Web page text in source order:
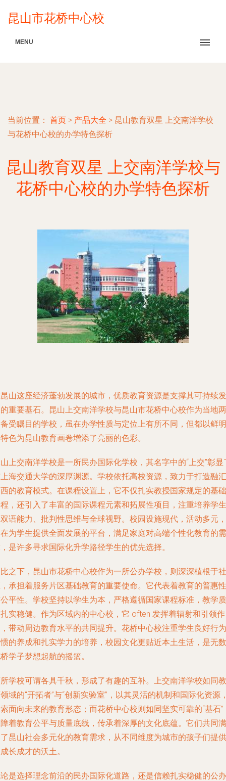
昆山市花桥中心校
MENU
当前位置： 首页 > 产品大全 > 昆山教育双星 上交南洋学校
与花桥中心校的办学特色探析
昆山教育双星 上交南洋学校与
花桥中心校的办学特色探析
山这座经济蓬勃发展的城市，优质教育资源是支撑其可持续发
重要基石。昆山上交南洋学校与昆山市花桥中心校作为当地两
受瞩目的学校，虽在办学性质与定位上有所不同，但都以鲜明
色为昆山教育画卷增添了亮丽的色彩。
上交南洋学校是一所民办国际化学校，其名字中的“上交”彰显
海交通大学的深厚渊源。学校依托高校资源，致力于打造融汇
的教育模式。在课程设置上，它不仅扎实教授国家规定的基础
，还引入了丰富的国际课程元素和拓展性项目，注重培养学生
语能力、批判性思维与全球视野。校园设施现代，活动多元，
为学生提供全面发展的平台，满足家庭对高端个性化教育的需
是许多寻求国际化升学路径学生的优先选择。
之下，昆山市花桥中心校作为一所公办学校，则深深植根于社
承担着服务片区基础教育的重要使命。它代表着教育的普惠性
平性。学校坚持以学生为本，严格遵循国家课程标准，教学质
实稳健。作为区域内的中心校，它 often 发挥着辐射和引领作
带动周边教育水平的共同提升。花桥中心校注重学生良好行为
的养成和扎实学力的培养，校园文化更贴近本土生活，是无数
学子梦想起航的摇篮。
学校可谓各具千秋，形成了有趣的互补。上交南洋学校如同教
域的“开拓者”与“创新实验室”，以其灵活的机制和国际化资源
面向未来的教育形态；而花桥中心校则如同坚实可靠的“基石”
着教育公平与质量底线，传承着深厚的文化底蕴。它们共同满
昆山社会多元化的教育需求，从不同维度为城市的孩子们提供
长成才的沃土。
是选择理念前沿的民办国际化道路，还是信赖扎实稳健的公办